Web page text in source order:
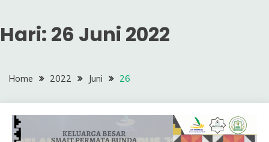
Hari: 26 Juni 2022
Home 2022 Juni 26